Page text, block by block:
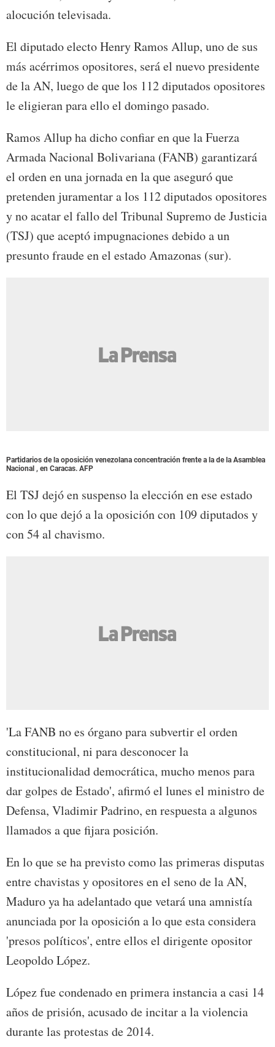
alocución televisada.
El diputado electo Henry Ramos Allup, uno de sus
más acérrimos opositores, será el nuevo presidente
de la AN, luego de que los 112 diputados opositores
le eligieran para ello el domingo pasado.
Ramos Allup ha dicho confiar en que la Fuerza
Armada Nacional Bolivariana (FANB) garantizará
el orden en una jornada en la que aseguró que
pretenden juramentar a los 112 diputados opositores
y no acatar el fallo del Tribunal Supremo de Justicia
(TSJ) que aceptó impugnaciones debido a un
presunto fraude en el estado Amazonas (sur).
Partidarios de la oposición venezolana concentración frente a la de la Asamblea
Nacional , en Caracas. AFP
El TSJ dejó en suspenso la elección en ese estado
con lo que dejó a la oposición con 109 diputados y
con 54 al chavismo.
'La FANB no es órgano para subvertir el orden
constitucional, ni para desconocer la
institucionalidad democrática, mucho menos para
dar golpes de Estado', afirmó el lunes el ministro de
Defensa, Vladimir Padrino, en respuesta a algunos
llamados a que fijara posición.
En lo que se ha previsto como las primeras disputas
entre chavistas y opositores en el seno de la AN,
Maduro ya ha adelantado que vetará una amnistía
anunciada por la oposición a lo que esta considera
'presos políticos', entre ellos el dirigente opositor
Leopoldo López.
López fue condenado en primera instancia a casi 14
años de prisión, acusado de incitar a la violencia
durante las protestas de 2014.